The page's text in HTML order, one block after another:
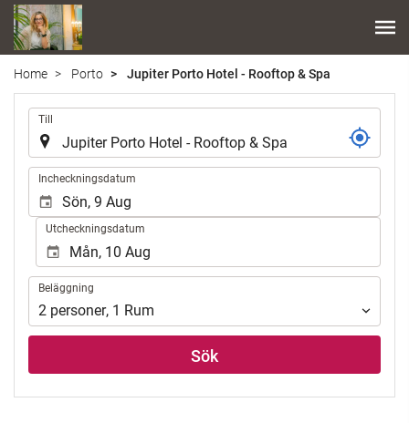
Home Porto Jupiter Porto Hotel - Rooftop & Spa
Till
Incheckningsdatum
Utcheckningsdatum
Beläggning
Beläggning
2 personer, 1 Rum
Sök